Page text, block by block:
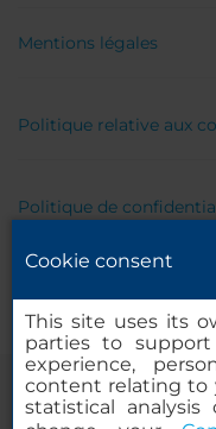
Mentions légales
Politique relative aux
Politique de
Cookie consent
This site uses its
parties to
experience,
content relating to
statistical